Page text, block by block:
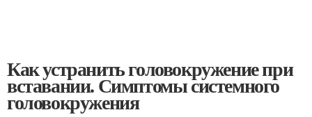
Как устранить головокружение при
вставании. Симптомы системного
головокружения